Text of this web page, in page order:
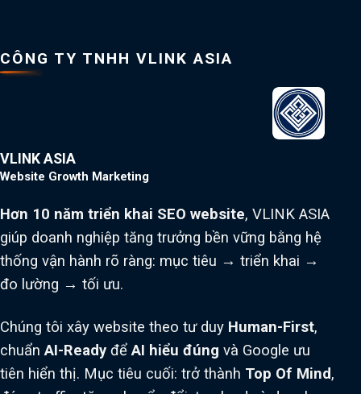
CÔNG TY TNHH VLINK ASIA
VLINK ASIA
Website Growth Marketing
Hơn 10 năm triển khai SEO website, VLINK ASIA
giúp doanh nghiệp tăng trưởng bền vững bằng hệ
thống vận hành rõ ràng: mục tiêu → triển khai →
đo lường → tối ưu.
Chúng tôi xây website theo tư duy Human-First,
chuẩnAI-Ready đểAI hiểu đúng và Google ưu
tiên hiển thị. Mục tiêu cuối: trở thành Top Of Mind,